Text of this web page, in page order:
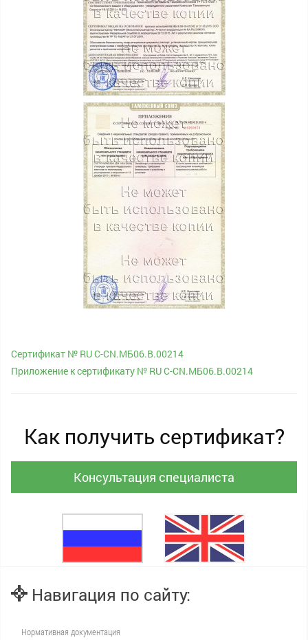
Сертификат № RU С-CN.МБ06.B.00214
Приложение к сертификату № RU С-CN.МБ06.B.00214
Как получить сертификат?
Консультация специалиста
Навигация по сайту:
Нормативная документация